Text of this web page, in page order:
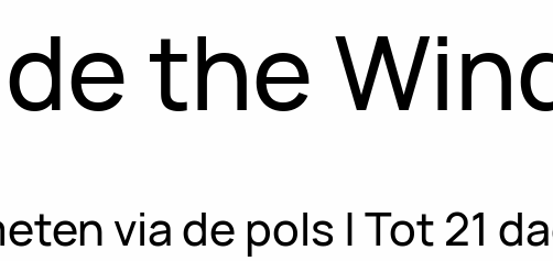
the
via de pols | Tot 21